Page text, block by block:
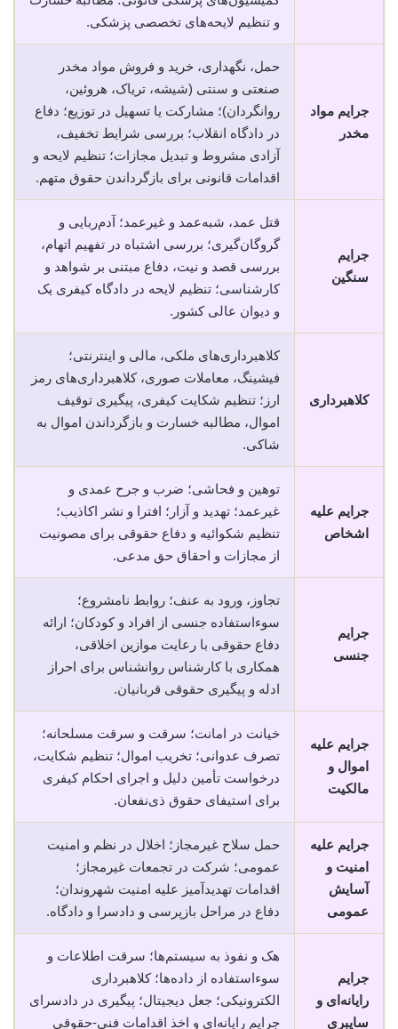
و تنظیم لایحه‌های تخصصی پزشکی.
جرایم مواد
مخدر
حمل، نگهداری، خرید و فروش مواد مخدر
صنعتی و سنتی (شیشه، تریاک، هروئین،
روانگردان)؛ مشارکت یا تسهیل در توزیع؛ دفاع
در دادگاه انقلاب؛ بررسی شرایط تخفیف،
آزادی مشروط و تبدیل مجازات؛ تنظیم لایحه و
اقدامات قانونی برای بازگرداندن حقوق متهم.
جرایم
سنگین
قتل عمد، شبه‌عمد و غیرعمد؛ آدم‌ربایی و
گروگان‌گیری؛ بررسی اشتباه در تفهیم اتهام،
بررسی قصد و نیت، دفاع مبتنی بر شواهد و
کارشناسی؛ تنظیم لایحه در دادگاه کیفری یک
و دیوان عالی کشور.
کلاهبرداری
کلاهبرداری‌های ملکی، مالی و اینترنتی؛
فیشینگ، معاملات صوری، کلاهبرداری‌های رمز
ارز؛ تنظیم شکایت کیفری، پیگیری توقیف
اموال، مطالبه خسارت و بازگرداندن اموال به
شاکی.
جرایم علیه
اشخاص
توهین و فحاشی؛ ضرب و جرح عمدی و
غیرعمد؛ تهدید و آزار؛ افترا و نشر اکاذیب؛
تنظیم شکوائیه و دفاع حقوقی برای مصونیت
از مجازات و احقاق حق مدعی.
جرایم
جنسی
تجاوز، ورود به عنف؛ روابط نامشروع؛
سوءاستفاده جنسی از افراد و کودکان؛ ارائه
دفاع حقوقی با رعایت موازین اخلاقی،
همکاری با کارشناس روانشناس برای احراز
ادله و پیگیری حقوقی قربانیان.
جرایم علیه
اموال و
مالکیت
خیانت در امانت؛ سرقت و سرقت مسلحانه؛
تصرف عدوانی؛ تخریب اموال؛ تنظیم شکایت،
درخواست تأمین دلیل و اجرای احکام کیفری
برای استیفای حقوق ذی‌نفعان.
جرایم علیه
امنیت و
آسایش
عمومی
حمل سلاح غیرمجاز؛ اخلال در نظم و امنیت
عمومی؛ شرکت در تجمعات غیرمجاز؛
اقدامات تهدیدآمیز علیه امنیت شهروندان؛
دفاع در مراحل بازپرسی و دادسرا و دادگاه.
جرایم
رایانه‌ای و
سایبری
هک و نفوذ به سیستم‌ها؛ سرقت اطلاعات و
سوء‌استفاده از داده‌ها؛ کلاهبرداری
الکترونیکی؛ جعل دیجیتال؛ پیگیری در دادسرای
جرایم رایانه‌ای و اخذ اقدامات فنی-حقوقی